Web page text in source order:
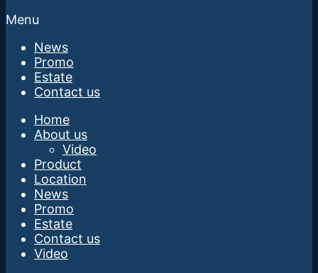
Menu
News
Promo
Estate
Contact us
Home
About us
Video
Product
Location
News
Promo
Estate
Contact us
Video